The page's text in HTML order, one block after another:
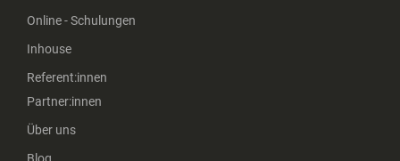
Online - Schulungen
Inhouse
Referent:innen
Partner:innen
Über uns